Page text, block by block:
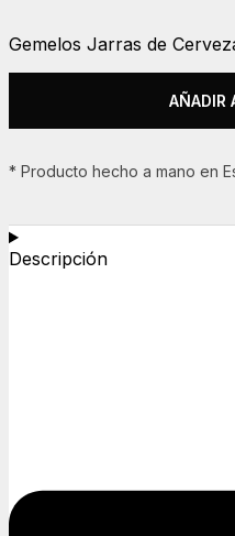
Gemelos Jarras de
AÑADIR
* Producto hecho a mano en
Descripción